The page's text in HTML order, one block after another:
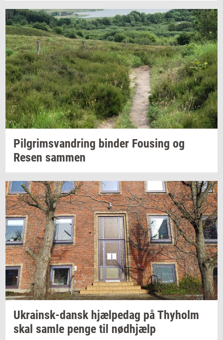
Pil­grims­van­dring bin­der Fou­sing og
Resen sam­men
Ukrainsk-​dansk hjæl­pe­dag påThyholm
skal samle penge til nød­hjælp